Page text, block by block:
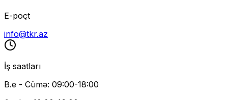
E-poçt
info@tkr.az
İş saatları
B.e - Cümə: 09:00-18:00